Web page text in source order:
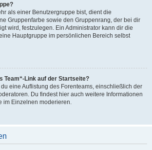
als einer Benutzergruppe bist, dient die
Gruppenfarbe sowie den Gruppenrang, der bei dir
wird, festzulegen. Ein Administrator kann dir die
Hauptgruppe im persönlichen Bereich selbst
Team“-Link auf der Startseite?
eine Auflistung des Forenteams, einschließlich der
Du findest hier auch weitere Informationen
im Einzelnen moderieren.